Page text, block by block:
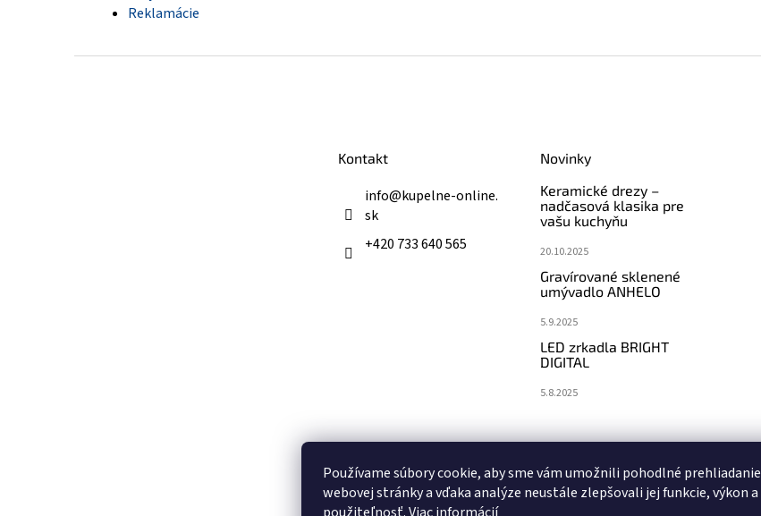
Používame súbory cookie, aby sme vám umožnili pohodlné prehliadanie
webovej stránky a vďaka analýze neustále zlepšovali jej funkcie, výkon a
Reklamácie
Kontakt
info@kupelne-online.
sk
+420 733 640 565
Novinky
Keramické drezy –
nadčasová klasika pre
vašu kuchyňu
20.10.2025
Gravírované sklenené
umývadlo ANHELO
5.9.2025
LED zrkadla BRIGHT
DIGITAL
5.8.2025